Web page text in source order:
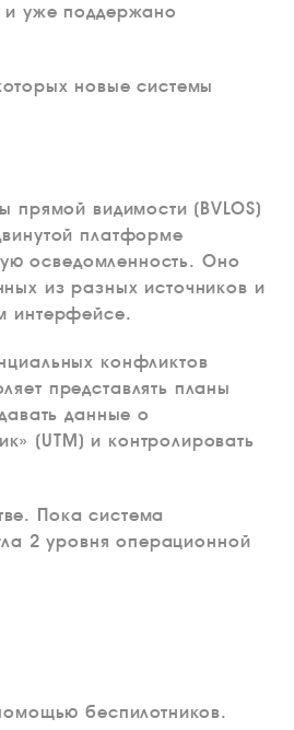
и уже поддержано
новые системы
прямой видимости (BVLOS)
платформе
осведомленность. Оно
из разных источников и
интерфейсе.
конфликтов
представлять планы
данные о
(UTM) и контролировать
Пока система
2 уровня операционной
беспилотников.